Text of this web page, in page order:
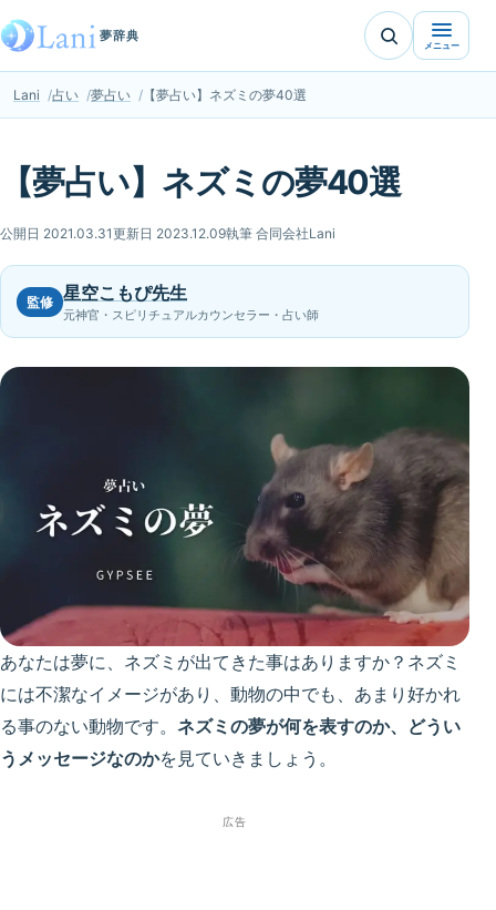
夢辞典
メニュー
Lani 占い 夢占い 【夢占い】ネズミの夢40選
【夢占い】ネズミの夢40選
公開日 2021.03.31更新日 2023.12.09執筆 合同会社Lani
監修 星空こもぴ先生
元神官・スピリチュアルカウンセラー・占い師
あなたは夢に、ネズミが出てきた事はありますか？ネズミ
には不潔なイメージがあり、動物の中でも、あまり好かれ
る事のない動物です。 ネズミの夢が何を表すのか、どうい
うメッセージなのかを見ていきましょう。
広告